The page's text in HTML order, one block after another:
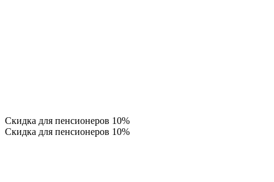
Скидка для пенсионеров 10%
Скидка для пенсионеров 10%